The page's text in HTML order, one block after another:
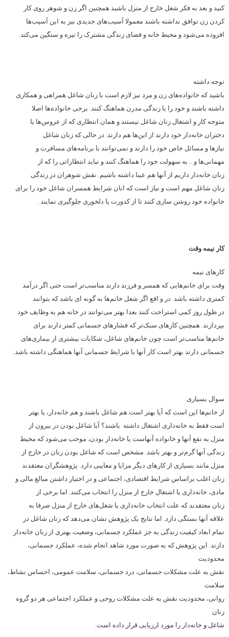
کنید و بعد به فکر شغل خارج از منزل باشید.همچنین اگر زن و شوهر روی کار
کردن زن توافق نداشته باشند معمولا آسیب‌‌های جدیدی نیز به این آسیب‌‌ها
افزوده می‌‌شود و محیط خانه و فضای زندگی مشترک را تیره و سنگین می‌‌کند.
توجه داشته
باشید که خانواده‌‌های زن و مرد نیز لازم است با زنان شاغل همراهی و همکاری
داشته باشند و خود را با زندگی مدرن هماهنگ کنند. برخی خانواده‌‌ها اصلا
متوجه کار و اشتغال زنان شاغل نیستند و همان انتظاری که از عروس‌‌ها یا
دختران خانه‌دار خود دارند از این‌‌ها هم دارند. در حالی که زنان شاغل
نیازها و مسائل خاص خود را دارند و نمی‌توانند با برنامه‌‌های مسافرت و
مهمانی‌‌ها و… به سهولت خود را هماهنگ کنند و نباید انتظاراتی را که از
زنان خانه‌دار داریم از آنها هم عینا داشته باشیم. نقش شوهران در زندگی
زنان شاغل مهم است و نیاز است که انان شرایط همسران شاغل خود را برای
خانواده خود روشن سازی کنند تا از کدورت یا دلخوری جلوگیری نمایند .
کار نیمه وقت
کارهای نیمه
وقت برای خانم‌‌هایی که همسر و فرزند دارند مناسب‌‌تر است حتی اگر درآمد
کمتری داشته باشد. در و اقع اگر شغل خانم‌‌ها به گونه ای باشد که بتوانند
در طول روز کمی استراحت کنند بعدا بهتر می‌‌توانند در خانه هم به وظایف خود
بپردازند. همچنین کارهای سبک‌‌تر که فشار‌‌های جسمانی کمتر دارند برای
خانم‌‌ها مناسب‌‌تر است چون خانم‌‌های شاغل، شکایات بیشتری از بیماری‌‌های
جسمانی دارند بهتر است کار آنها با شرایط جسمانی آنها هماهنگی داشته باشد.
سوال بسیاری
از خانم‌‌ها این است که آیا بهتر است هم شاغل باشند و هم خانه‌دار، یا بهتر
است فقط به خانه‌داری اشتغال داشته باشند؟ آیا شاغل بودن در بیرون از
منزل به نفع آنها و خانواده آنهاست یا خانه‌دار بودن، موجب می‌‌شود که محیط
زندگی آنها گرم‌تر و بهتر باشد. مشخص است که شاغل بودن زنان در خارج از
منزل مانند بسیاری از کارهای دیگر مزایا و معایبی دارد. پژوهشگران معتقدند
زنان اغلب براساس شرایط اقتصادی، اجتماعی و در اختیار داشتن مبالغ مالی و
مادی، خانه‌داری یا اشتغال خارج از منزل را انتخاب می‌کنند. اما برخی از
زنان معتقدند که علت انتخاب خانه‌داری یا شغل‌‌های خارج از منزل صرفا به
علاقه آنها بستگی دارد. اما نتایج یک پژوهش نشان می‌دهد که زنان شاغل در
تمام ابعاد کیفیت زندگی به جز عملکرد جسمانی، وضعیت بهتری از زنان خانه‌دار
دارند. این پژوهش که به صورت مورد شاهد انجام شده، عملکرد جسمانی،
محدودیت
نقش به علت مشکلات جسمانی، درد جسمانی، سلامت عمومی، احساس نشاط،
سلامت
روانی، محدودیت نقش به علت مشکلات روحی و عملکرد اجتماعی هر دو گروه
زنان
شاغل و خانه‌دار را مورد ارزیابی قرار داده است.